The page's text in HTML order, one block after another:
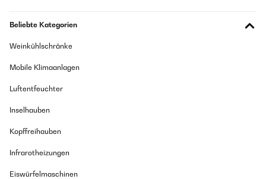
Beliebte Kategorien
Weinkühlschränke
Mobile Klimaanlagen
Luftentfeuchter
Inselhauben
Kopffreihauben
Infrarotheizungen
Eiswürfelmaschinen